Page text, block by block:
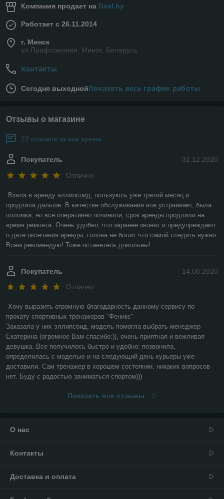
Компания продает на Deal.by
Работает с 26.11.2014
г. Минск
ул.Профсоюзная, Минск, Беларусь
Контакты
Сегодня выходнойПоказать весь график работы
Отзывы о магазине
22 отзывов за всё время
31.12.2020
Покупатель
Отлично
Взяла в аренду эллипсоид, пользуюсь уже третий месяц и
продлила дальше. В качестве обслуживания все устраивает, была
поломка, но все оперативно починили, срок аренды продлили на
время ремонта. Очень удобно, что заранее звонят и предупреждают
о дате окончания аренды, голова не болит что самой следить нужно.
Всём рекомендую! Тоже останетесь довольны!
14.08.2020
Покупатель
Отлично
Хочу выразить огромную благодарность данному сервису по
прокату спортивных тренажеров "Феникс"
Заказала у них эллипсоид, модель помогла выбрать менеджер
Екатерина (огромное Вам спасибо:)), очень приятная и вежливая
девушка. Все получилось быстро и удобно: позвонила,
определилась с моделью и на следующий день курьеры уже
доставили. Сам тренажер в хорошем состоянии, никаких вопросов
нет. Буду с радостью заниматься спортом)))
Показать все отзывы
О нас
Контакты
Доставка и оплата